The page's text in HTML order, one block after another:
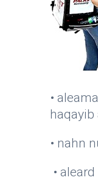
•
haqayib
• nahn
•